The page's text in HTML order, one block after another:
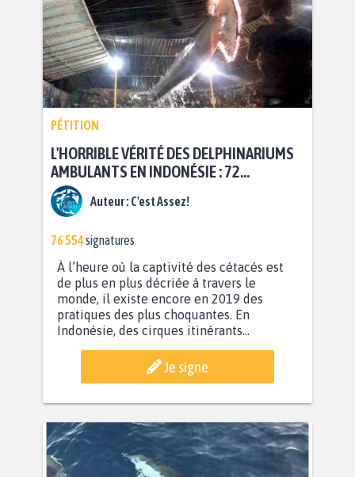
PÉTITION
L'HORRIBLE VÉRITÉ DES DELPHINARIUMS
AMBULANTS EN INDONÉSIE : 72
DAUPHINS SONT EN DANGER DE MORT
Auteur : C'est Assez!
76 554signatures
À l’heure où la captivité des cétacés est
de plus en plus décriée à travers le
monde, il existe encore en 2019 des
pratiques des plus choquantes. En
Indonésie, des cirques itinérants...
Je signe